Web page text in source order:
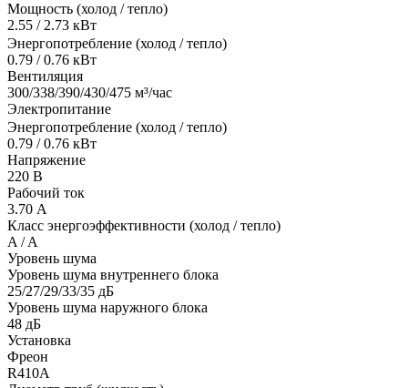
Мощность (холод / тепло)
2.55 / 2.73 кВт
Энергопотребление (холод / тепло)
0.79 / 0.76 кВт
Вентиляция
300/338/390/430/475 м³/час
Электропитание
Энергопотребление (холод / тепло)
0.79 / 0.76 кВт
Напряжение
220 В
Рабочий ток
3.70 А
Класс энергоэффективности (холод / тепло)
A / A
Уровень шума
Уровень шума внутреннего блока
25/27/29/33/35 дБ
Уровень шума наружного блока
48 дБ
Установка
Фреон
R410A